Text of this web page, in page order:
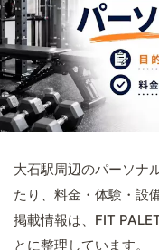
大石駅周辺のパーソナ
たり、料金・体験・設
掲載情報は、FIT
とに整理しています。